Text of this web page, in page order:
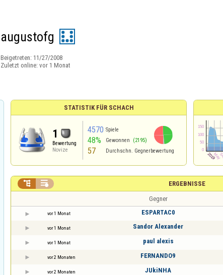
augustofg
Beigetreten: 11/27/2008
Zuletzt online: vor 1 Monat
STATISTIK FÜR SCHACH
1
Bewertung
Novize
4570 Spiele
48% Gewonnen (2195)
57 Durchschn. Gegnerbewertung
ERGEBNISSE
 
Gegner
vor 1 Monat ESPARTAC0
vor 1 Monat Sandor Alexander
vor 1 Monat paul alexis
vor 2 Monaten FERNANDO9
vor 2 Monaten JUkiNHA